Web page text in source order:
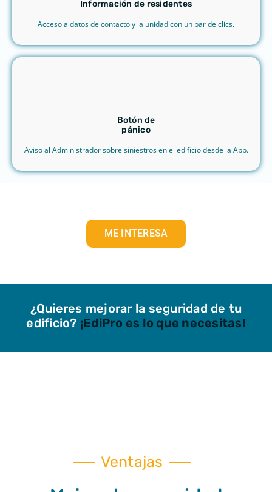
Información de residentes
Acceso a datos de contacto y la unidad con un par de clics.
Botón de
pánico
Aviso al Administrador sobre siniestros en el edificio desde la App.
ME INTERESA
¿Quieres mejorar la seguridad de tu
edificio? ¡EdiPro es lo que necesitas!
Ventajas